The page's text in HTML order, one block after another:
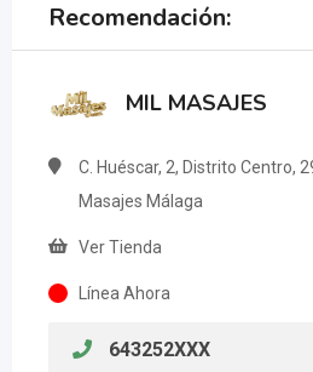
Recomendación:
MIL MASAJES
C. Huéscar, 2, Distrito Centro,
Masajes Málaga
Ver Tienda
Línea Ahora
643252XXX